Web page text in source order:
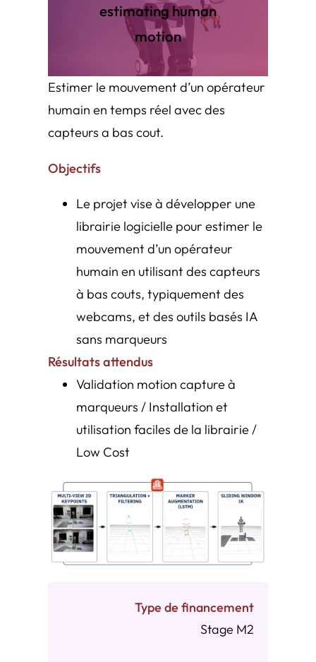
estimating human
motion
Estimer le mouvement d’un opérateur
humain en temps réel avec des
capteurs a bas cout.
Objectifs
Le projet vise à développer une
librairie logicielle pour estimer le
mouvement d’un opérateur
humain en utilisant des capteurs
à bas couts, typiquement des
webcams, et des outils basés IA
sans marqueurs
Résultatsattendus
Validation motion capture à
marqueurs / Installation et
utilisation faciles de la librairie /
Low Cost
Type de financement
Stage M2